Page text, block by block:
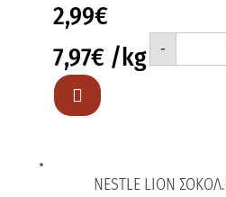
2,99€
7,97€ /kg -
NESTLE

NESTLE LION